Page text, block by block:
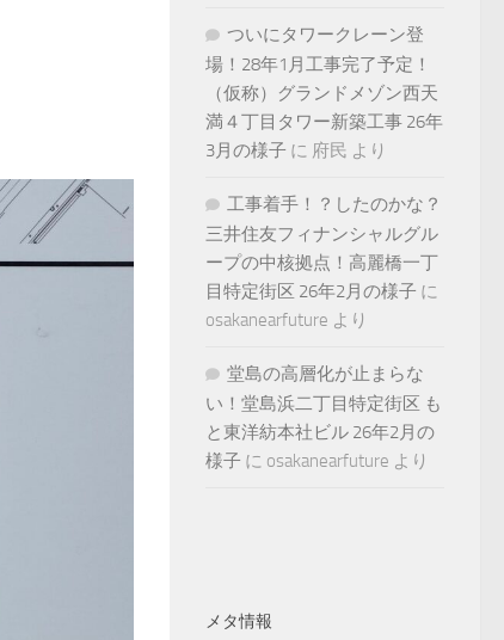
ついにタワークレーン登
場！28年1月工事完了予定！
（仮称）グランドメゾン西天
満４丁目タワー新築工事 26年
3月の様子 に 府民 より
工事着手！？したのかな？
三井住友フィナンシャルグル
ープの中核拠点！高麗橋一丁
目特定街区 26年2月の様子 に
osakanearfuture より
堂島の高層化が止まらな
い！堂島浜二丁目特定街区 も
と東洋紡本社ビル 26年2月の
様子 に osakanearfuture より
メタ情報